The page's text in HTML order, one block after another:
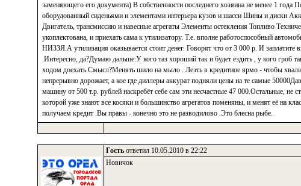
заменяющего его документа) В собственности последнего хозяина не менее 1
оборудованный сиденьями и элементами интерьера кузов и шасси Шины и диски
Двигатель, трансмиссию и навесные агрегаты Элементы остекления Топливо
укоплектована, и приехать сама к утилизатору. Т.е. вполне работоспособный
НИЗЗЯ.А утилизация оказывается стоит денег. Говорят что от 3 000 р. И заплатите
.Интересно, да?Думаю дальше:У кого таз хороший так и будет ездить , у кого гроб
ходом доехать.Смысл?Менять шило на мыло . Лезть в кредитное ярмо - чтобы
непрерывно дорожает, а кое где диллеры аккурат подняли цены на те самые
машину от 500 т.р. рублей наскребёт себе сам эти несчастные 47 000.Остальные, не
которой уже знают все косяки и большинство агрегатов поменяны, и менят её на
получаем кредит .Вы правы - конечно это не разводилово .Это блесна рыбе.
Гость ответил 10.05.2010 в 22:22
Новичок